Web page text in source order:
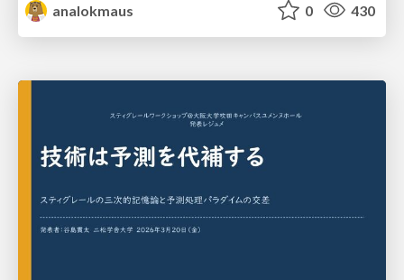
analokmaus
0 430